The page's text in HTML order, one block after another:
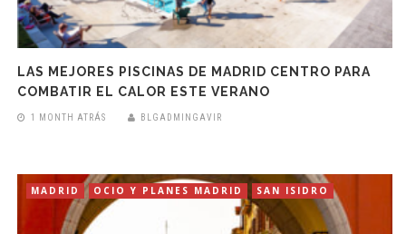
LAS MEJORES PISCINAS DE MADRID CENTRO PARA
COMBATIR EL CALOR ESTE VERANO
1 MONTH ATRÁS BLGADMINGAVIR
MADRID OCIO Y PLANES MADRID SAN ISIDRO